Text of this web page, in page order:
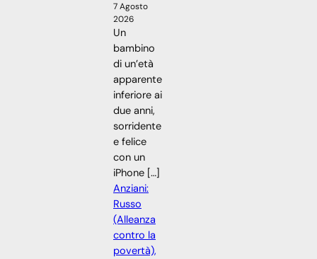
7 Agosto
2026
Un
bambino
di un’età
apparente
inferiore ai
due anni,
sorridente
e felice
con un
iPhone […]
Anziani:
Russo
(Alleanza
contro la
povertà),